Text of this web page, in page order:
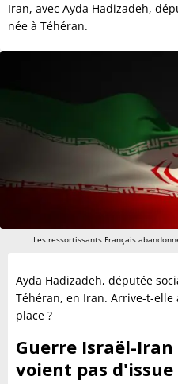
Iran, avec Ayda Hadizadeh,
née à Téhéran.
Les ressortissants Français
Ayda Hadizadeh, députée
Téhéran, en Iran. Arrive-t-
place ?
Guerre Israël-
voient pas